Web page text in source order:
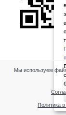
Мы используем
Политика